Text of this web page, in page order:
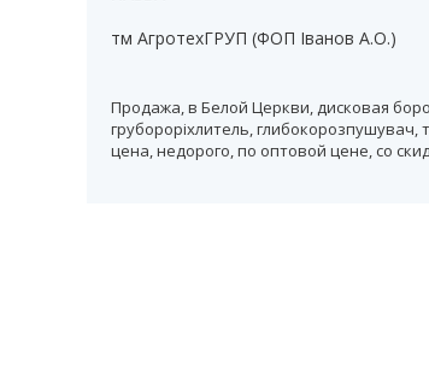
тм АгротехГРУП (ФОП Іванов А.О.)
Продажа, в Белой Церкви, дисковая
грубороріхлитель,
цена, недорого, по оптовой цене, со